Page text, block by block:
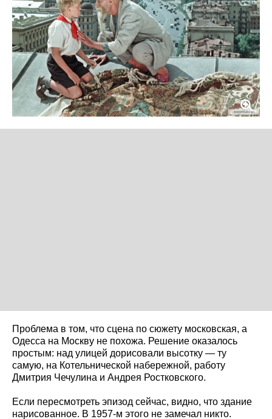
Проблема в том, что сцена по сюжету московская, а
Одесса на Москву не похожа. Решение оказалось
простым: над улицей дорисовали высотку — ту
самую, на Котельнической набережной, работу
Дмитрия Чечулина и Андрея Ростковского.
Если пересмотреть эпизод сейчас, видно, что здание
нарисованное. В 1957-м этого не замечал никто.